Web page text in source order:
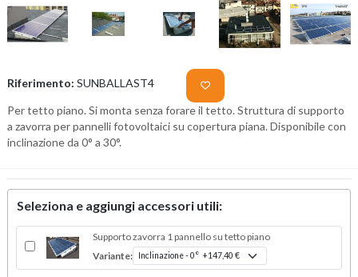
Riferimento: SUNBALLAST4
Per tetto piano. Si monta senza forare il tetto. Struttura di supporto
a zavorra per pannelli fotovoltaici su copertura piana. Disponibile con
inclinazione da 0° a 30°.
Seleziona e aggiungi accessori utili:
Supporto zavorra 1 pannello su tetto piano
Variante: